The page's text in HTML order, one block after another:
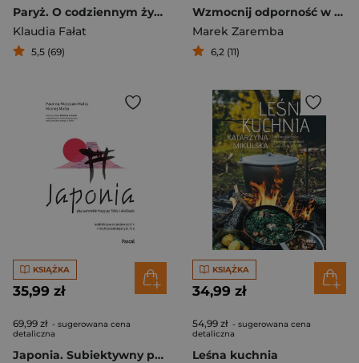
Paryż. O codziennym życiu nad Sekwaną z książką i bagietką pod pachą
Klaudia Fałat
5,5 (69)
Wzmocnij odporność w 7 tygodni
Marek Zaremba
6,2 (11)
KSIĄŻKA
35,99 zł
69,99 zł - sugerowana cena
detaliczna
Japonia. Subiektywny przewodnik nieokrzesanego gaijina po meandrach zaskakującej rzeczywistości wyd. 2024
KSIĄŻKA
34,99 zł
54,99 zł - sugerowana cena
detaliczna
Leśna kuchnia